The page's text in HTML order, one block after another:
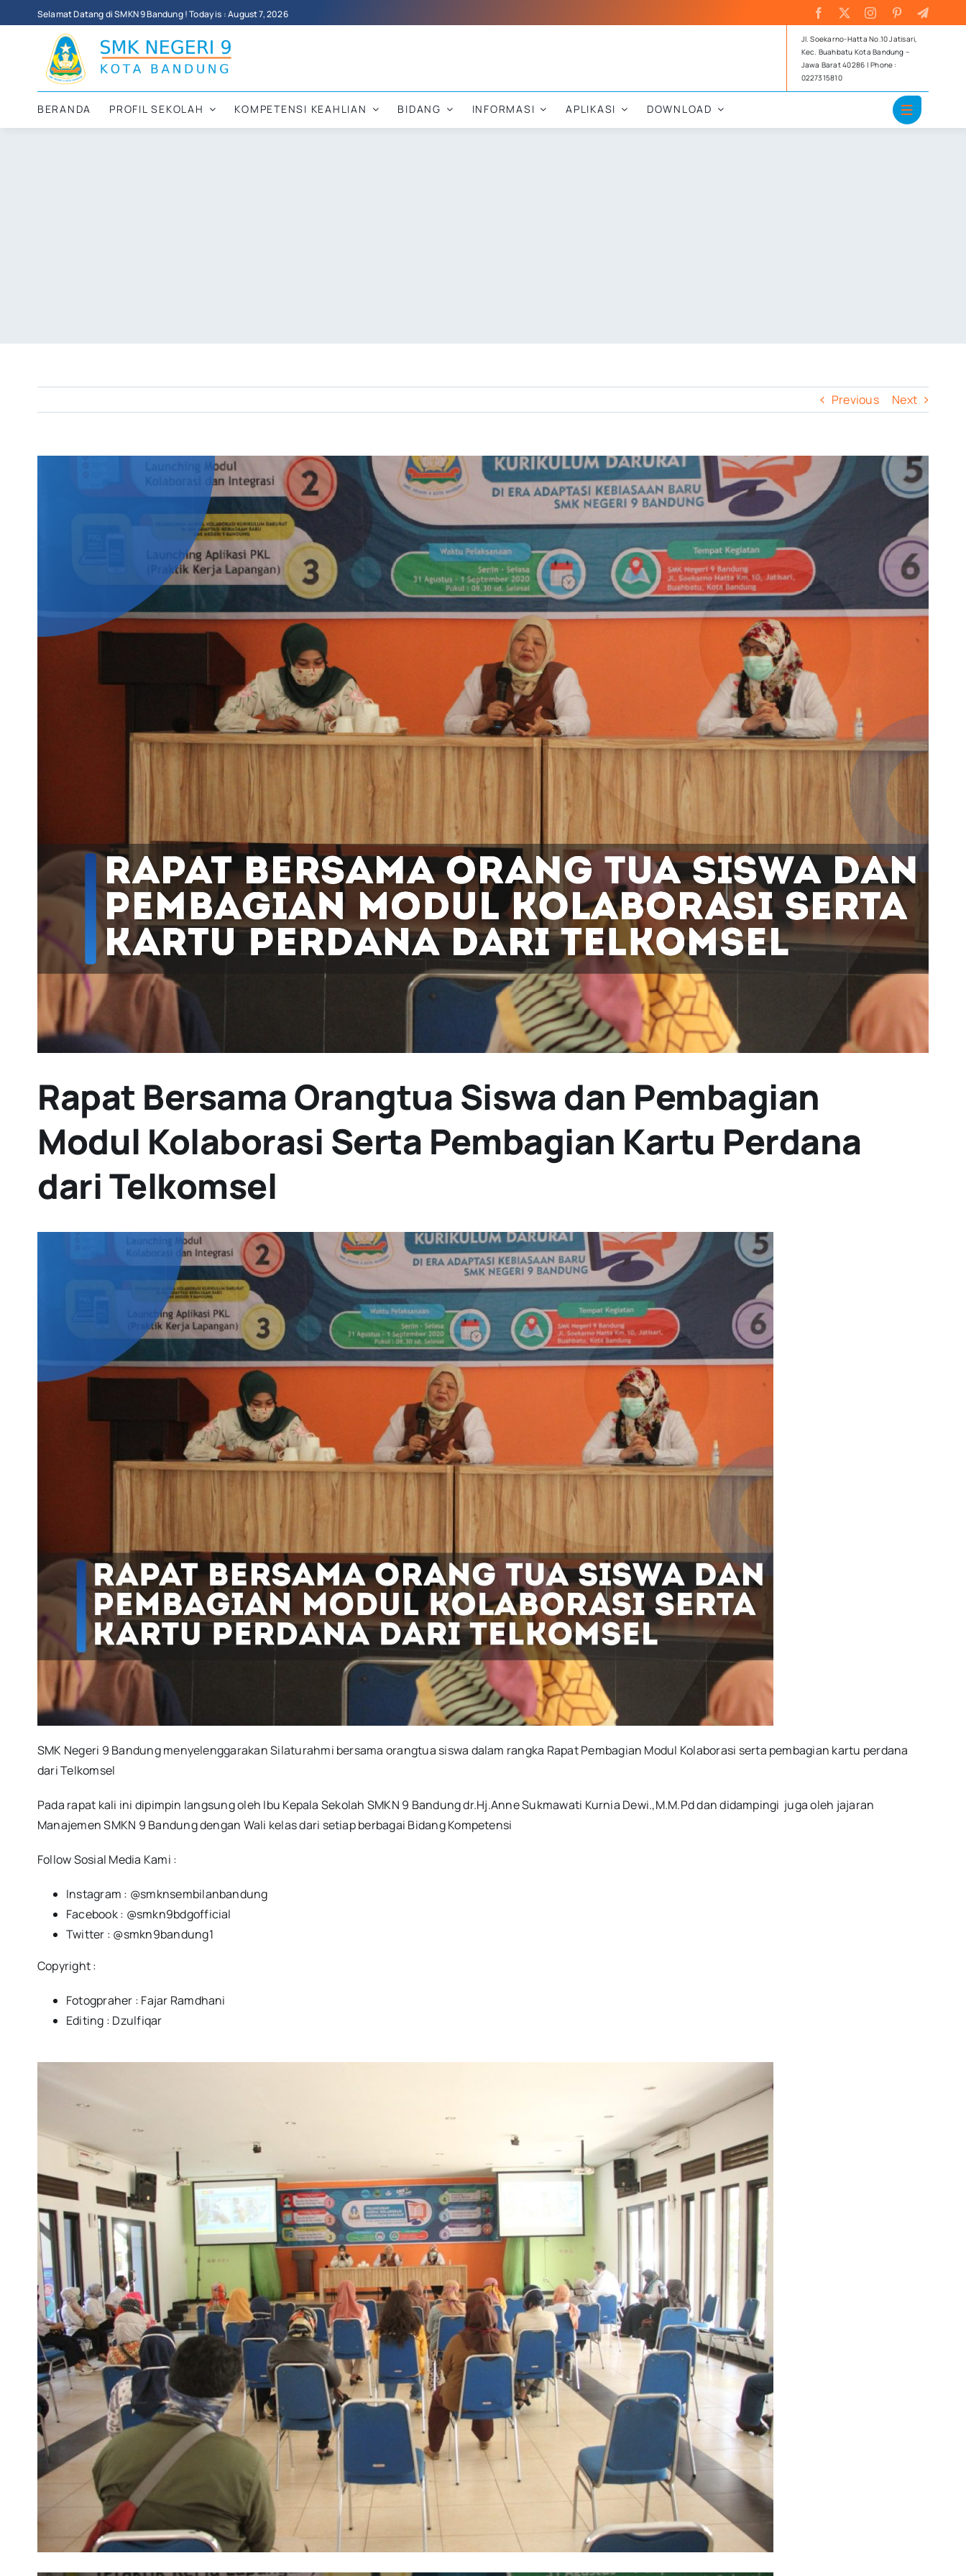
to
Selamat Datang di SMKN 9 Bandung ! Today is : August 7, 2026
Jl. Soekarno-Hatta No.10 Jatisari,
Kec. Buahbatu Kota Bandung –
Jawa Barat 40286 | Phone :
0227315810
BERANDA PROFIL SEKOLAH KOMPETENSI KEAHLIAN BIDANG INFORMASI APLIKASI DOWNLOAD
Previous Next
Rapat Bersama Orangtua Siswa dan Pembagian
Modul Kolaborasi Serta Pembagian Kartu Perdana
dari Telkomsel
SMK Negeri 9 Bandung menyelenggarakan Silaturahmi bersama orangtua siswa dalam rangka Rapat Pembagian Modul Kolaborasi serta pembagian kartu perdana
dari Telkomsel
Pada rapat kali ini dipimpin langsung oleh Ibu Kepala Sekolah SMKN 9 Bandung dr.Hj.Anne Sukmawati Kurnia Dewi.,M.M.Pd dan didampingi juga oleh jajaran
Manajemen SMKN 9 Bandung dengan Wali kelas dari setiap berbagai Bidang Kompetensi
Follow Sosial Media Kami :
Instagram : @smknsembilanbandung
Facebook : @smkn9bdgofficial
Twitter : @smkn9bandung1
Copyright :
Fotogpraher : Fajar Ramdhani
Editing : Dzulfiqar